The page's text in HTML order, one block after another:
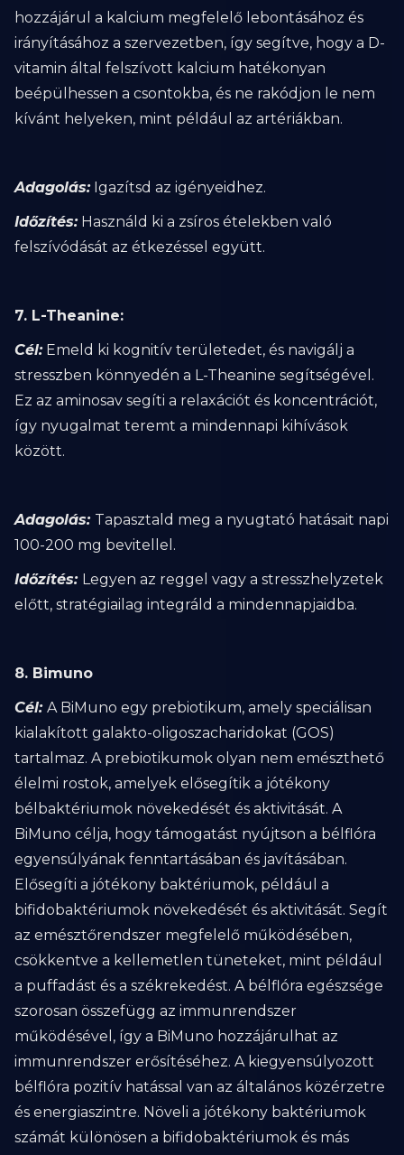
hozzájárul a kalcium megfelelő lebontásához és
irányításához a szervezetben, így segítve, hogy a D-
vitamin által felszívott kalcium hatékonyan
beépülhessen a csontokba, és ne rakódjon le nem
kívánt helyeken, mint például az artériákban.
Adagolás:Igazítsd az igényeidhez.
Időzítés:Használd ki a zsíros ételekben való
felszívódását az étkezéssel együtt.
7. L-Theanine:
Cél:Emeld ki kognitív területedet, és navigálj a
stresszben könnyedén a L-Theanine segítségével.
Ez az aminosav segíti a relaxációt és koncentrációt,
így nyugalmat teremt a mindennapi kihívások
között.
Adagolás: Tapasztald meg a nyugtató hatásait napi
100-200 mg bevitellel.
Időzítés: Legyen az reggel vagy a stresszhelyzetek
előtt, stratégiailag integráld a mindennapjaidba.
8. Bimuno
Cél: A BiMuno egy prebiotikum, amely speciálisan
kialakított galakto-oligoszacharidokat (GOS)
tartalmaz. A prebiotikumok olyan nem emészthető
élelmi rostok, amelyek elősegítik a jótékony
bélbaktériumok növekedését és aktivitását. A
BiMuno célja, hogy támogatást nyújtson a bélflóra
egyensúlyának fenntartásában és javításában.
Elősegíti a jótékony baktériumok, például a
bifidobaktériumok növekedését és aktivitását. Segít
az emésztőrendszer megfelelő működésében,
csökkentve a kellemetlen tüneteket, mint például
a puffadást és a székrekedést. A bélflóra egészsége
szorosan összefügg az immunrendszer
működésével, így a BiMuno hozzájárulhat az
immunrendszer erősítéséhez. A kiegyensúlyozott
bélflóra pozitív hatással van az általános közérzetre
és energiaszintre. Növeli a jótékony baktériumok
számát különösen a bifidobaktériumok és más